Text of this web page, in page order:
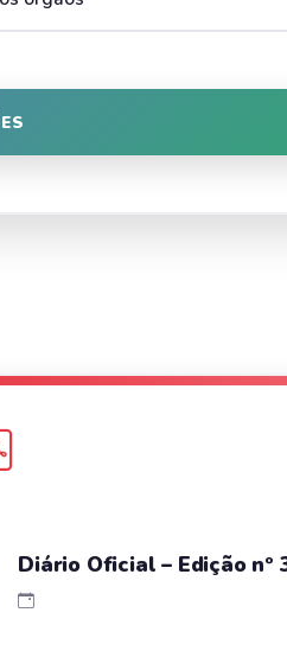
Diário Oficial – Edição nº